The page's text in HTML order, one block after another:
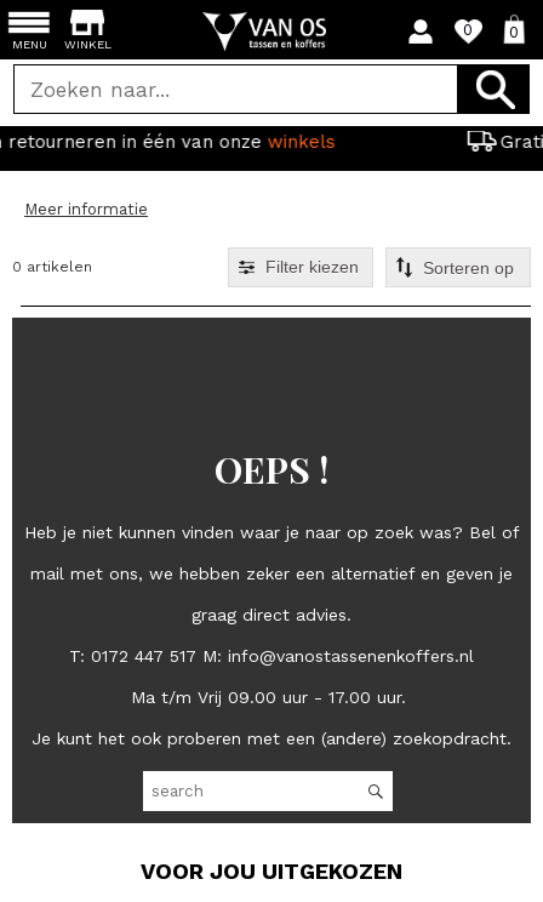
WINKEL
0 0
onzewinkels Gratis verzending vanaf
MENU
Meer informatie
0 artikelen Filter kiezen
OEPS !
Heb je niet kunnen vinden waar je naar op zoek was? Bel of
mail met ons, we hebben zeker een alternatief en geven je
graag direct advies.
T: 0172 447 517 M: info@vanostassenenkoffers.nl
Ma t/m Vrij 09.00 uur - 17.00 uur.
Je kunt het ook proberen met een (andere) zoekopdracht.
VOOR JOU UITGEKOZEN